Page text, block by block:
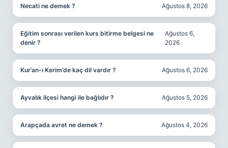
Necati ne demek ? Ağustos 8, 2026
Eğitim sonrası verilen kurs bitirme belgesi ne
denir ?
Ağustos 6,
2026
Kur’an-ı Kerim’de kaç dil vardır ? Ağustos 6, 2026
Ayvalık ilçesi hangi ile bağlıdır ? Ağustos 5, 2026
Arapçada avret ne demek ? Ağustos 4, 2026